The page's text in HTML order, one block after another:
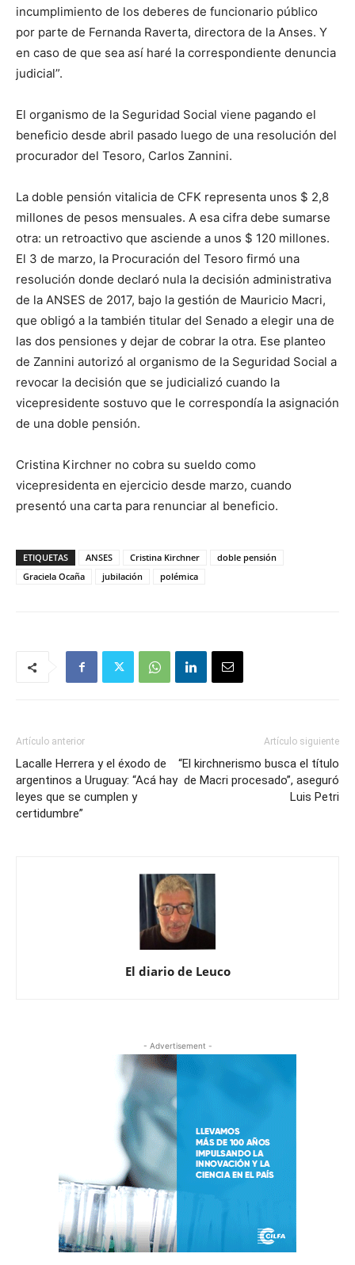
incumplimiento de los deberes de funcionario público
por parte de Fernanda Raverta, directora de la Anses. Y
en caso de que sea así haré la correspondiente denuncia
judicial”.
El organismo de la Seguridad Social viene pagando el
beneficio desde abril pasado luego de una resolución del
procurador del Tesoro, Carlos Zannini.
La doble pensión vitalicia de CFK representa unos $ 2,8
millones de pesos mensuales. A esa cifra debe sumarse
otra: un retroactivo que asciende a unos $ 120 millones.
El 3 de marzo, la Procuración del Tesoro firmó una
resolución donde declaró nula la decisión administrativa
de la ANSES de 2017, bajo la gestión de Mauricio Macri,
que obligó a la también titular del Senado a elegir una de
las dos pensiones y dejar de cobrar la otra. Ese planteo
de Zannini autorizó al organismo de la Seguridad Social a
revocar la decisión que se judicializó cuando la
vicepresidente sostuvo que le correspondía la asignación
de una doble pensión.
Cristina Kirchner no cobra su sueldo como
vicepresidenta en ejercicio desde marzo, cuando
presentó una carta para renunciar al beneficio.
ETIQUETAS ANSES Cristina Kirchner
doble pensión
Graciela Ocaña
jubilación polémica
Artículo anterior
Lacalle Herrera y el éxodo de
argentinos a Uruguay: “Acá hay
leyes que se cumplen y
certidumbre”
Artículo siguiente
“El kirchnerismo busca el título
de Macri procesado”, aseguró
Luis Petri
El diario de Leuco
- Advertisement -